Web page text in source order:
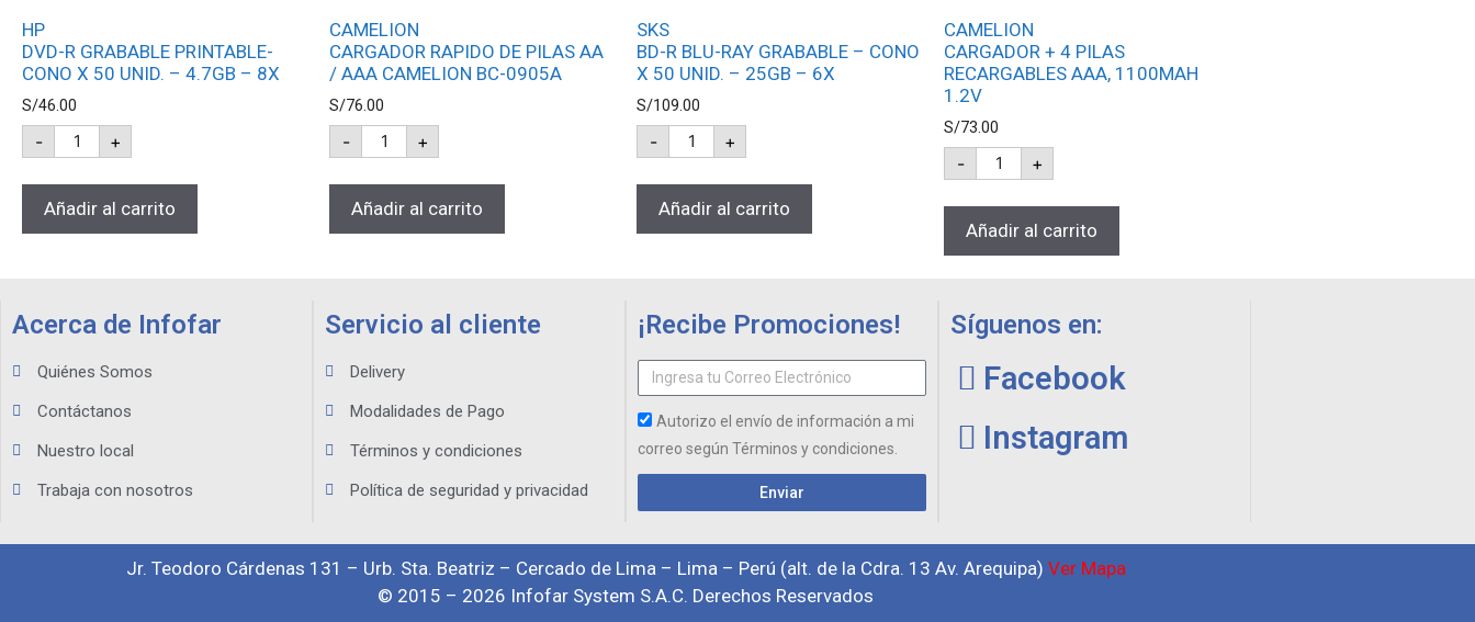
HP
DVD-R GRABABLE PRINTABLE-
CONO X 50 UNID. – 4.7GB – 8X
S/46.00
- +
Añadir al carrito
CAMELION
CARGADOR RAPIDO DE PILAS AA
/ AAA CAMELION BC-0905A
S/76.00
- +
Añadir al carrito
SKS
BD-R BLU-RAY GRABABLE – CONO
X 50 UNID. – 25GB – 6X
S/109.00
- +
Añadir al carrito
CAMELION
CARGADOR + 4 PILAS
RECARGABLES AAA, 1100MAH
1.2V
S/73.00
- +
Añadir al carrito
Acerca de Infofar
Quiénes Somos
Contáctanos
Nuestro local
Trabaja con nosotros
Servicio al cliente
Delivery
Modalidades de Pago
Términos y condiciones
Política de seguridad y privacidad
¡Recibe Promociones!
Autorizo el envío de información a mi
correo según Términos y condiciones.
Enviar
Síguenos en:
Facebook
Instagram
Jr. Teodoro Cárdenas 131 – Urb. Sta. Beatriz – Cercado de Lima – Lima – Perú (alt. de la Cdra. 13 Av. Arequipa) Ver Mapa
© 2015 – 2026 Infofar System S.A.C. Derechos Reservados